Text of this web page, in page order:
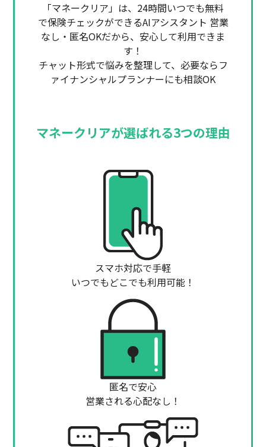
「マネークリア」は、24時間いつでも無料
で保険チェックができるAIアシスタント 営業
なし・匿名OKだから、安心して利用できま
す！
チャット形式で悩みを整理して、必要ならフ
ァイナンシャルプランナーにも相談OK
マネークリアが選ばれる3つの理由
スマホ対応で手軽
いつでもどこでも利用可能！
匿名で安心
営業される心配なし！